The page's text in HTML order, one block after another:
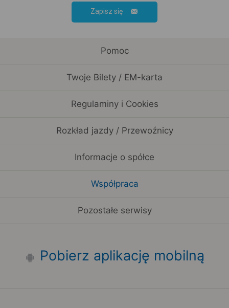
Zapisz się
Pomoc
Twoje Bilety / EM-karta
Regulaminy i Cookies
Rozkład jazdy / Przewoźnicy
Informacje o spółce
Współpraca
Pozostałe serwisy
Pobierz aplikację mobilną